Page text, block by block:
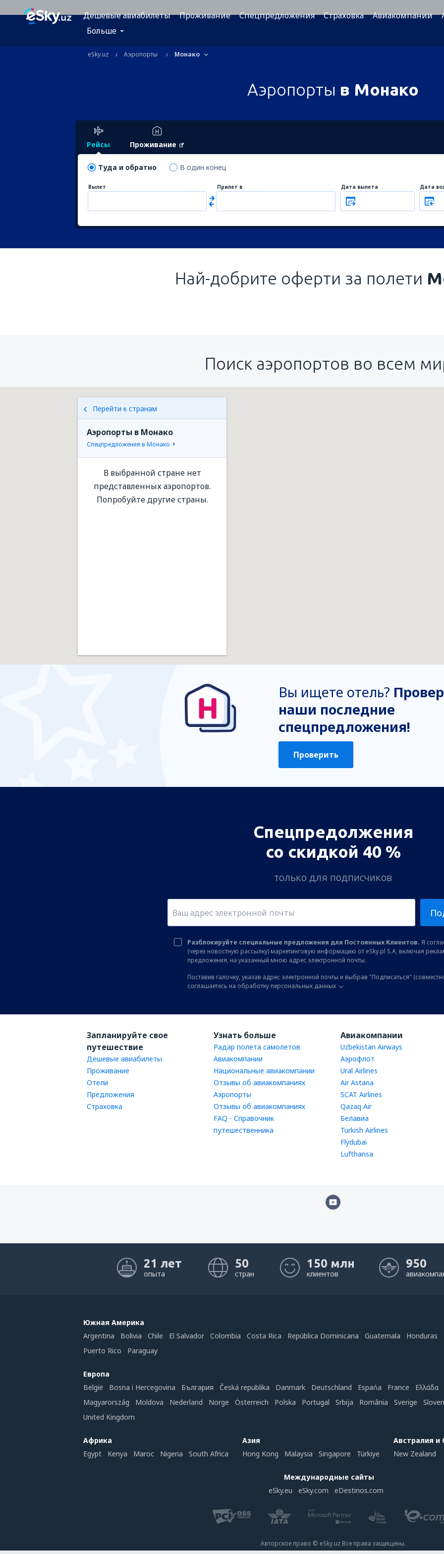
Дешевые авиабилеты Проживание Спецпредложения Страховка Авиакомпании
Больше
eSky.uz Аэропорты Монако
Аэропорты в Монако
Рейсы Проживание
Туда и обратно В один конец
Вылет Прилет в Дата вылета Дата
Най-добрите оферти за полети
Поиск аэропортов во всем
Перейти к странам
Аэропорты в Монако
Спецпредложения в Монако
В выбранной стране нет
представленных аэропортов.
Попробуйте другие страны.
Вы ищете отель?
наши последние
спецпредложения!
Проверить
Спецпредолжения
со скидкой 40 %
только для подписчиков
Разблокируйте специальные предложения для Постоянных Клиентов. Я
(через новостную рассылку) маркетинговую информацию от eSky.pl S.A, включая
предложения, на указанный мною адрес электронной почты.
Поставив галочку, указав адрес электронной почты и выбрав "Подписаться"
соглашаетесь на обработку персональных данных
Запланируйте свое
путешествие
Дешевые авиабилеты
Проживание
Отели
Предложения
Страховка
Узнать больше
Радар полета самолетов
Авиакомпании
Национальные авиакомпании
Отзывы об авиакомпаниях
Аэропорты
Отзывы об авиакомпаниях
FAQ - Справочник
путешественника
Авиакомпании
Uzbekistan Airways
Аэрофлот
Ural Airlines
Air Astana
SCAT Airlines
Qazaq Air
Белавиа
Turkish Airlines
Flydubai
Lufthansa
21 лет
опыта
50
стран
150 млн
клиентов
950
Южная Америка
Argentina
Bolivia Chile El Salvador Colombia Costa Rica República Dominicana Guatemala Honduras
Puerto Rico
Paraguay
Европа
België
Bosna i Hercegovina България Česká republika Danmark Deutschland Espańa France
Ελλάδα
Magyarország
Moldova Nederland Norge Österreich Polska Portugal Srbija România Sverige
United Kingdom
Африка
Egypt
Kenya Maroc Nigeria South Africa
Азия
Hong Kong
Malaysia Singapore Türkiye
Австралия и
New Zealand
Международные сайты
eSky.eu
eSky.com eDestinos.com
Авторское право © eSky.uz Все права защищены.